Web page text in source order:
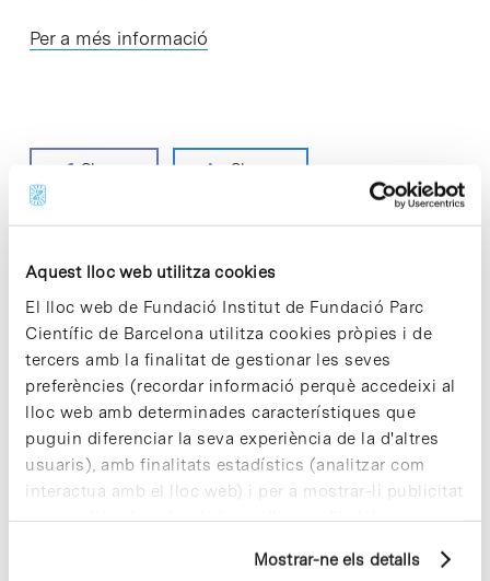
Aquest lloc web utilitza cookies
El lloc web de Fundació Institut de Fundació Parc
Científic de Barcelona utilitza cookies pròpies i de
tercers amb la finalitat de gestionar les seves
preferències (recordar informació perquè accedeixi al
lloc web amb determinades característiques que
puguin diferenciar la seva experiència de la d'altres
usuaris), amb finalitats estadístics (analitzar com
interactua amb el lloc web) i per a mostrar-li publicitat
personalitzada sobre la base d'un perfil elaborat a
pàgines visitades). Per a obtenir més informació sobre
Mostrar-ne els detalls
Per a més informació
Share Share
Notícies més vistes
Cuidar el territori és sostenibilitat
29 de juliol de 2026